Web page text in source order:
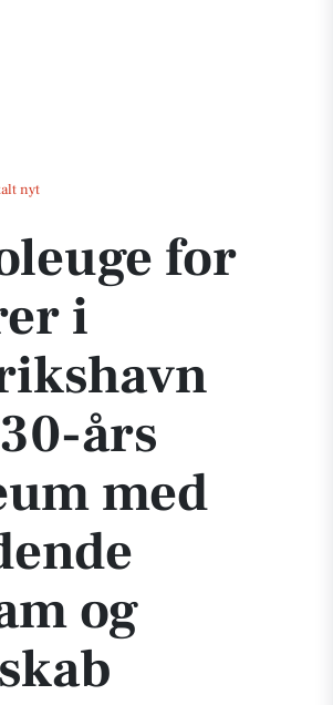
nyt i Frederikshavn fejrer 30-års jubilæum
for
i
års
med
og